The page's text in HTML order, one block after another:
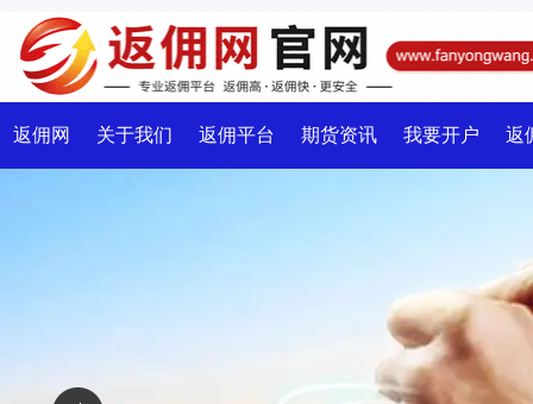
返佣网 关于我们 返佣平台 期货资讯 我要开户 返